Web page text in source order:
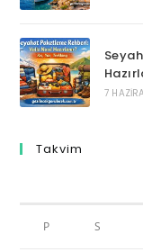
7
Takvim
P S